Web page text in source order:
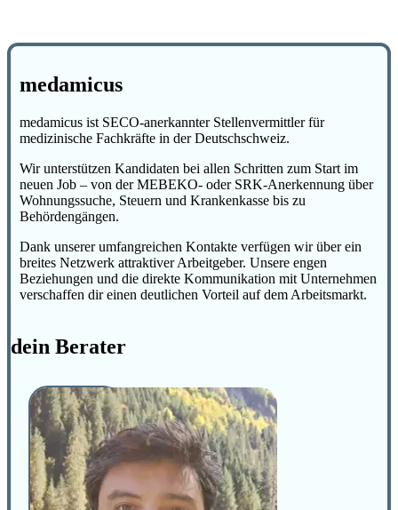
medamicus
medamicus ist SECO-anerkannter Stellenvermittler für
medizinische Fachkräfte in der Deutschschweiz.
Wir unterstützen Kandidaten bei allen Schritten zum Start im
neuen Job – von der MEBEKO- oder SRK-Anerkennung über
Wohnungssuche, Steuern und Krankenkasse bis zu
Behördengängen.
Dank unserer umfangreichen Kontakte verfügen wir über ein
breites Netzwerk attraktiver Arbeitgeber. Unsere engen
Beziehungen und die direkte Kommunikation mit Unternehmen
verschaffen dir einen deutlichen Vorteil auf dem Arbeitsmarkt.
dein Berater